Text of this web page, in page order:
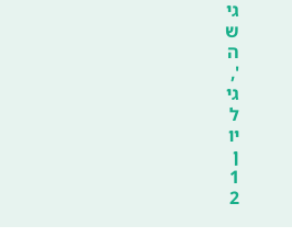
גי
ש
ה
',
גי
ל
יו
ן
1
2